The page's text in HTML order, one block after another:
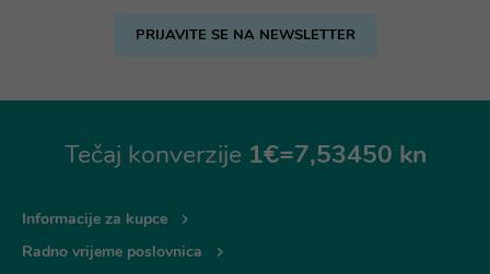
PRIJAVITE SE NA NEWSLETTER
Tečaj konverzije 1€=7,53450 kn
Informacije za kupce
Radno vrijeme poslovnica